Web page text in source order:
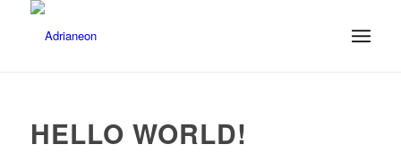
HELLO WORLD!